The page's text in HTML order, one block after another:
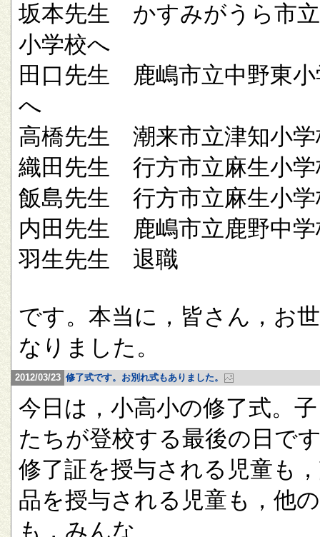
坂本先生 かすみがうら市
小学校へ
田口先生 鹿嶋市立中野東小
へ
高橋先生 潮来市立津知小学
織田先生 行方市立麻生小学
飯島先生 行方市立麻生小学
内田先生 鹿嶋市立鹿野中学
羽生先生 退職
です。本当に，皆さん，お
なりました。
2012/03/23 修了式です。お別れ式もありました。
今日は，小高小の修了式。
たちが登校する最後の日で
修了証を授与される児童も
品を授与される児童も，他
も，みんな